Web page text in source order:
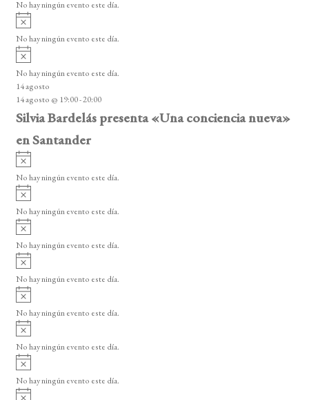
n
t
o
s
i
o
No hay ningún evento este día.
A
v
i
o
No hay ningún evento este día.
A
v
i
s
o
No hay ningún evento este día.
14 agosto
14 agosto @ 19:00-20:00
Silvia Bardelás presenta «Una conciencia nueva»
en Santander
A
v
i
o
No hay ningún evento este día.
A
v
i
o
No hay ningún evento este día.
A
v
i
o
No hay ningún evento este día.
A
v
i
o
No hay ningún evento este día.
A
v
i
o
No hay ningún evento este día.
A
v
i
o
No hay ningún evento este día.
A
v
i
No hay ningún evento este día.
A